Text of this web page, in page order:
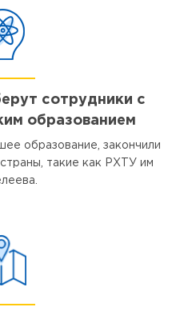
сотрудники с
образованием
образование, закончили
такие как РХТУ им